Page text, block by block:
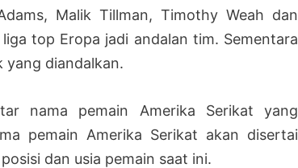
Malik Tillman, Timothy Weah dan
top Eropa jadi andalan tim. Sementara
yang diandalkan.
nama pemain Amerika Serikat yang
pemain Amerika Serikat akan disertai
dan usia pemain saat ini.